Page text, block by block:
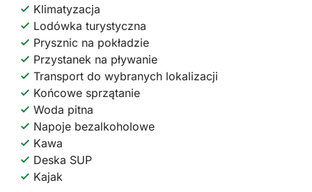
Klimatyzacja
Lodówka turystyczna
Prysznic na pokładzie
Przystanek na pływanie
Transport do wybranych lokalizacji
Końcowe sprzątanie
Woda pitna
Napoje bezalkoholowe
Kawa
Deska SUP
Kajak